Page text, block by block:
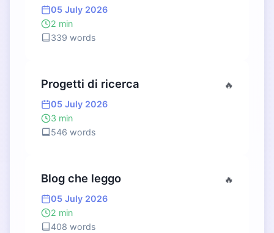
05 July 2026
2 min
339 words
Progetti di ricerca 🔥
05 July 2026
3 min
546 words
Blog che leggo 🔥
05 July 2026
2 min
408 words